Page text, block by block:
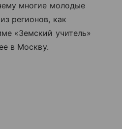
многие молодые
регионов, как
«Земский учитель»
в Москву.